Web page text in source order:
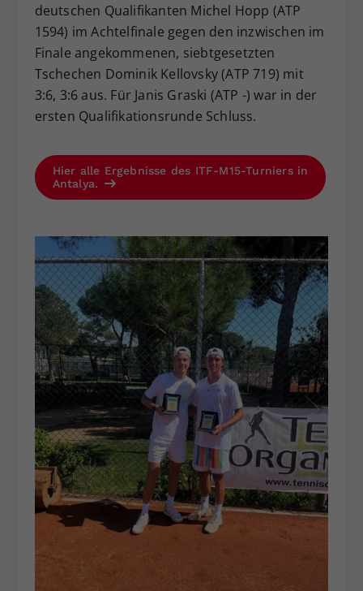
deutschen Qualifikanten Michel Hopp (ATP
1594) im Achtelfinale gegen den inzwischen im
Finale angekommenen, siebtgesetzten
Tschechen Dominik Kellovsky (ATP 719) mit
3:6, 3:6 aus. Für Janis Graski (ATP -) war in der
ersten Qualifikationsrunde Schluss.
Hier alle Ergebnisse des ITF-M15-Turniers in
Antalya.